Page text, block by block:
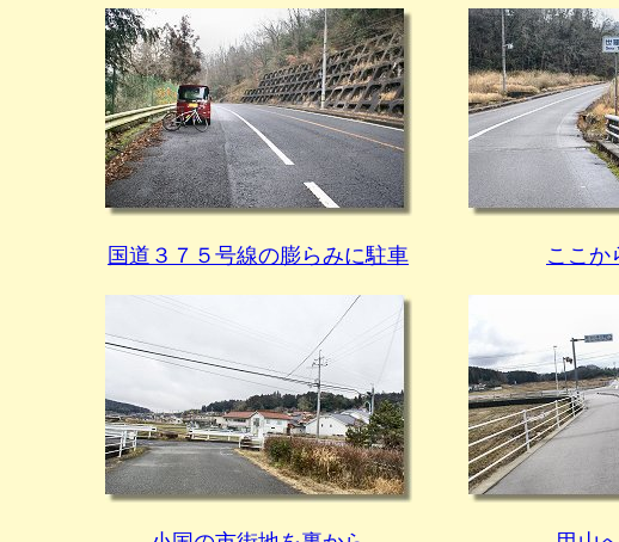
国道３７５号線の膨らみに駐車 ここか